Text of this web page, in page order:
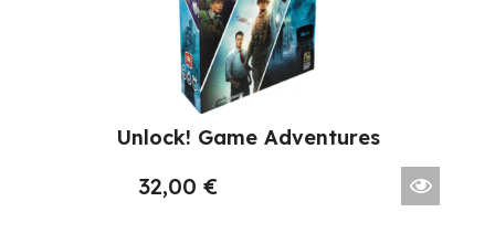
Unlock! Game Adventures
32,00€